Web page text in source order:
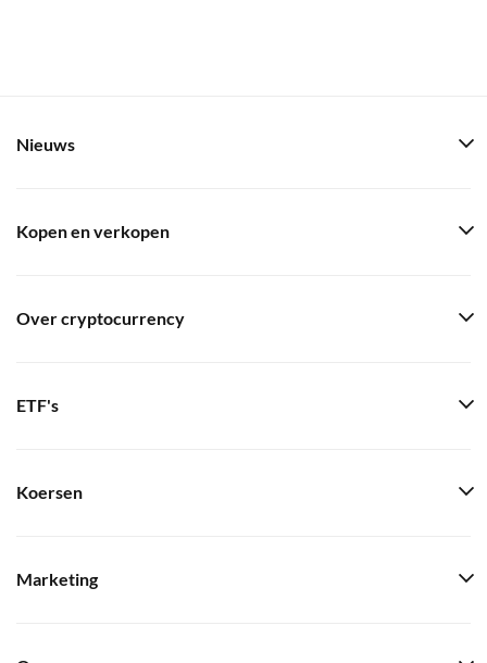
Nieuws
Kopen en verkopen
Over cryptocurrency
ETF's
Koersen
Marketing